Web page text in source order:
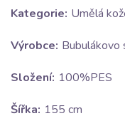
Kategorie: Umělá
Výrobce: Bubulákovo
Složení: 100%PES
Šířka: 155 cm